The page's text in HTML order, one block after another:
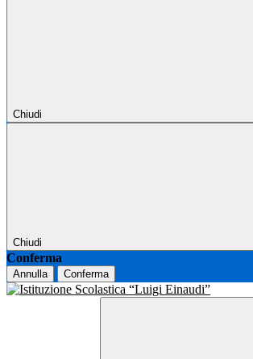
Chiudi
Chiudi
Conferma
Annulla Conferma